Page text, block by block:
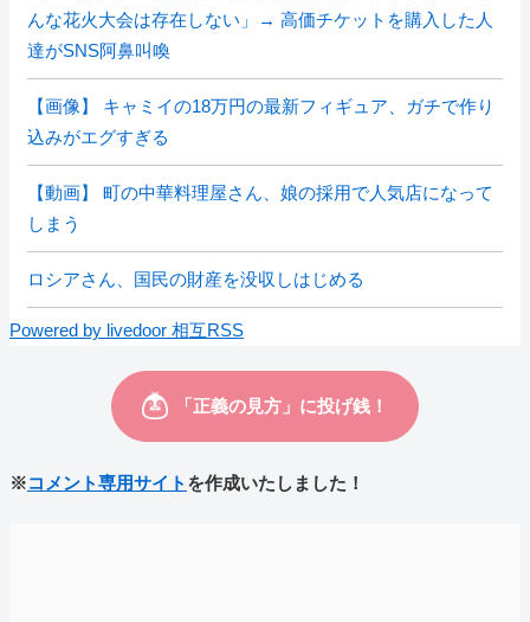
んな花火大会は存在しない」→ 高価チケットを購入した人
達がSNS阿鼻叫喚
【画像】 キャミイの18万円の最新フィギュア、ガチで作り
込みがエグすぎる
【動画】 町の中華料理屋さん、娘の採用で人気店になって
しまう
ロシアさん、国民の財産を没収しはじめる
Powered by livedoor 相互RSS
※コメント専用サイト を作成いたしました！